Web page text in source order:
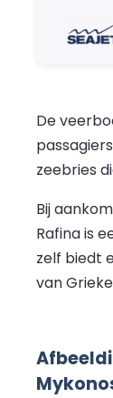
De
zeebries
Bij
Rafina is
zelf biedt
van